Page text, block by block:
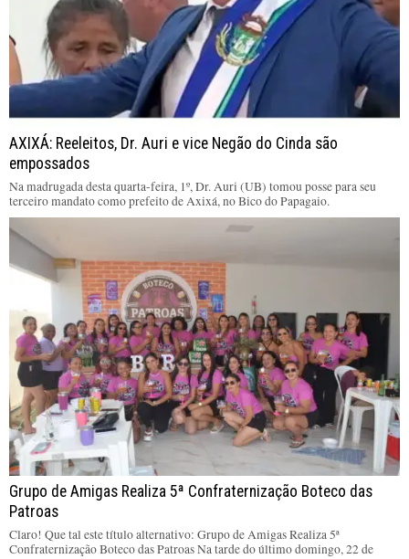
AXIXÁ: Reeleitos, Dr. Auri e vice Negão do Cinda são
empossados
Na madrugada desta quarta-feira, 1º, Dr. Auri (UB) tomou posse para seu
terceiro mandato como prefeito de Axixá, no Bico do Papagaio.
Grupo de Amigas Realiza 5ª Confraternização Boteco das
Patroas
Claro! Que tal este título alternativo: Grupo de Amigas Realiza 5ª
Confraternização Boteco das Patroas Na tarde do último domingo, 22 de